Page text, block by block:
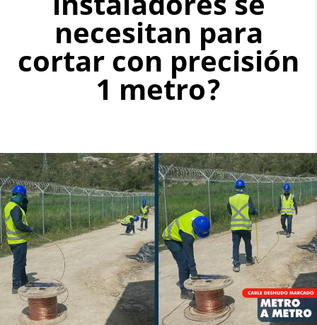
necesitan para
cortar con precisión
1 metro?